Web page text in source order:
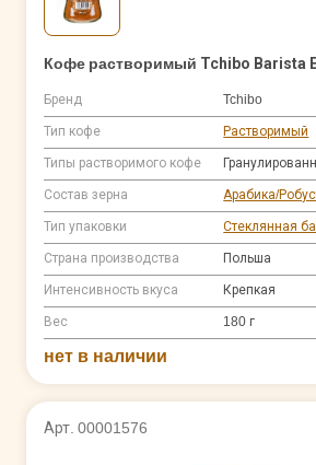
Кофе растворимый Tchibo Barista
Бренд Tchibo
Тип кофе Растворимый
Типы растворимого кофе
Состав зерна Арабика/
Тип упаковки Стеклянная
Страна производства Польша
Интенсивность вкуса Крепкая
Вес 180 г
нет в наличии
Арт. 00001576